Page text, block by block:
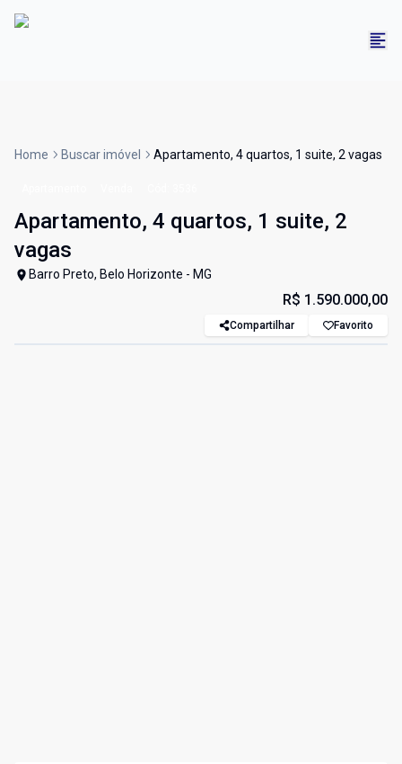
Home Buscar imóvel Apartamento, 4 quartos, 1 suite, 2 vagas
Apartamento, 4 quartos, 1 suite, 2
vagas
Barro Preto, Belo Horizonte - MG
R$ 1.590.000,00
Compartilhar Favorito